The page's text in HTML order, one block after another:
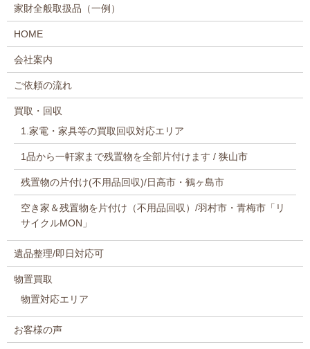
家財全般取扱品（一例）
HOME
会社案内
ご依頼の流れ
買取・回収
1.家電・家具等の買取回収対応エリア
1品から一軒家まで残置物を全部片付けます / 狭山市
残置物の片付け(不用品回収)/日高市・鶴ヶ島市
空き家＆残置物を片付け（不用品回収）/羽村市・青梅市「リ
サイクルMON」
遺品整理/即日対応可
物置買取
物置対応エリア
お客様の声